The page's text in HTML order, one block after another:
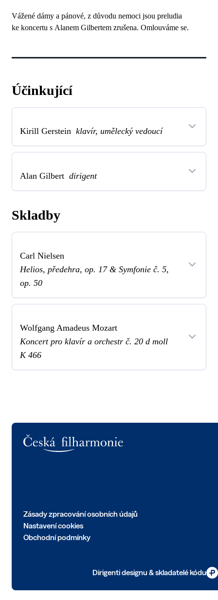
Vážené dámy a pánové, z důvodu nemoci jsou preludia
ke koncertu s Alanem Gilbertem zrušena. Omlouváme se.
Účinkující
Kirill Gerstein klavír, umělecký vedoucí
Alan Gilbert dirigent
Skladby
Carl Nielsen
Helios, předehra, op. 17 & Symfonie č. 5,
op. 50
Wolfgang Amadeus Mozart
Koncert pro klavír a orchestr č. 20 d moll
K 466
Zásady zpracování osobních údajů
Nastavení cookies
Obchodní podmínky
Dirigenti designu & skladatelé kódu